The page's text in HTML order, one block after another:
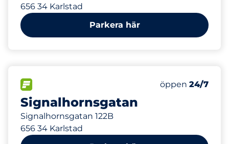
656 34 Karlstad
Parkera här
Signalhornsgatan
Signalhornsgatan 122B
656 34 Karlstad
Antal
Totalt antal
Lördag
öppen 24/7
291 m